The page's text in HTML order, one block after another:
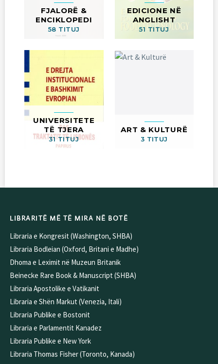
FJALORË &
ENCIKLOPEDI
58 TITUJ
EDICIONE NË
ANGLISHT
51 TITUJ
UNIVERSITETE
TË TJERA
31 TITUJ
ART & KULTURË
3 TITUJ
LIBRARITË MË TË MIRA NË BOTË
Libraria e Kongresit (Washington, SHBA)
Libraria Bodleian (Oxford, Britani e Madhe)
Dhoma e Leximit në Muzeun Britanik
Beinecke Rare Book & Manuscript (SHBA)
Libraria Apostolike e Vatikanit
Libraria e Shën Markut (Venezia, Itali)
Libraria Publike e Bostonit
Libraria e Parlamentit Kanadez
Libraria Publike e New York
Libraria Thomas Fisher (Toronto, Kanada)